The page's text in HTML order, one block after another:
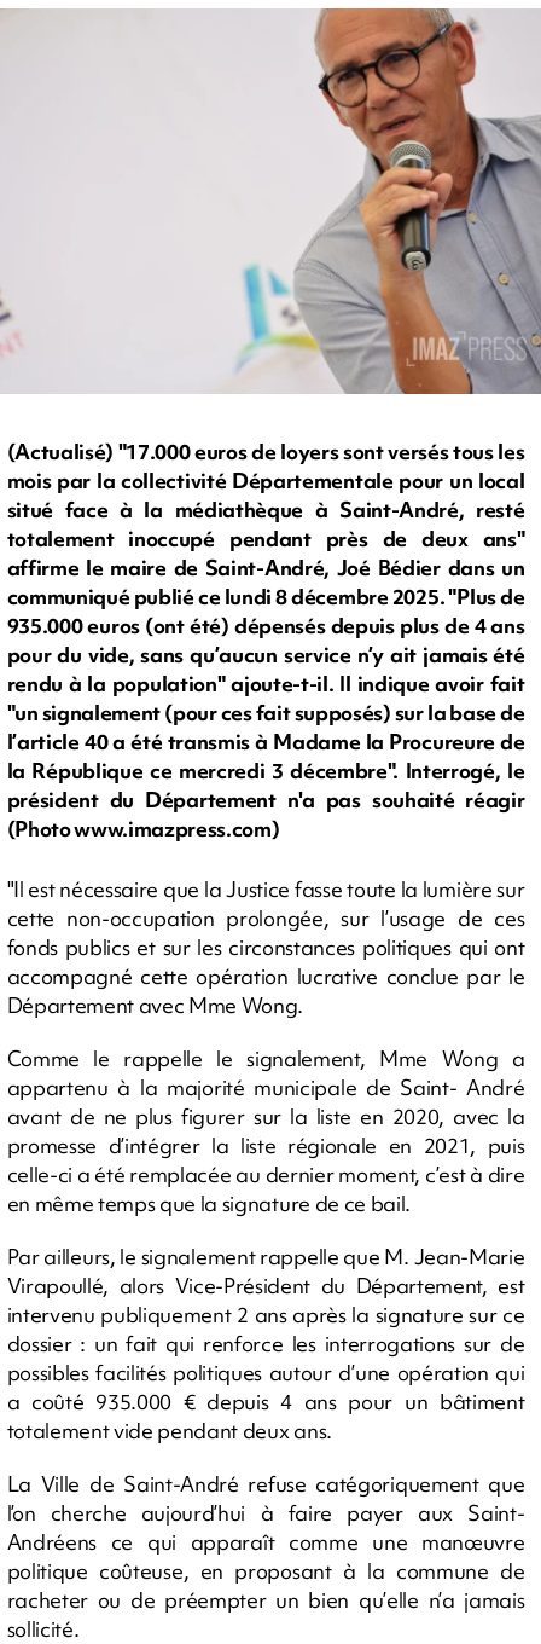
(Actualisé) "17.000 euros de loyers sont versés tous les
mois par la collectivité Départementale pour un local
situé face à la médiathèque à Saint-André, resté
totalement inoccupé pendant près de deux ans"
affirme le maire de Saint-André, Joé Bédier dans un
communiqué publié ce lundi 8 décembre 2025. "Plus de
935.000 euros (ont été) dépensés depuis plus de 4 ans
pour du vide, sans qu’aucun service n’y ait jamais été
rendu à la population" ajoute-t-il. Il indique avoir fait
"un signalement (pour ces fait supposés) sur la base de
l’article 40 a été transmis à Madame la Procureure de
la République ce mercredi 3 décembre". Interrogé, le
président du Département n'a pas souhaité réagir
(Photo www.imazpress.com)
"Il est nécessaire que la Justice fasse toute la lumière sur
cette non-occupation prolongée, sur l’usage de ces
fonds publics et sur les circonstances politiques qui ont
accompagné cette opération lucrative conclue par le
Département avec Mme Wong.
Comme le rappelle le signalement, Mme Wong a
appartenu à la majorité municipale de Saint- André
avant de ne plus figurer sur la liste en 2020, avec la
promesse d’intégrer la liste régionale en 2021, puis
celle-ci a été remplacée au dernier moment, c’est à dire
en même temps que la signature de ce bail.
Par ailleurs, le signalement rappelle que M. Jean-Marie
Virapoullé, alors Vice-Président du Département, est
intervenu publiquement 2 ans après la signature sur ce
dossier : un fait qui renforce les interrogations sur de
possibles facilités politiques autour d’une opération qui
a coûté 935.000 € depuis 4 ans pour un bâtiment
totalement vide pendant deux ans.
La Ville de Saint-André refuse catégoriquement que
l’on cherche aujourd’hui à faire payer aux Saint-
Andréens ce qui apparaît comme une manœuvre
politique coûteuse, en proposant à la commune de
racheter ou de préempter un bien qu’elle n’a jamais
sollicité.